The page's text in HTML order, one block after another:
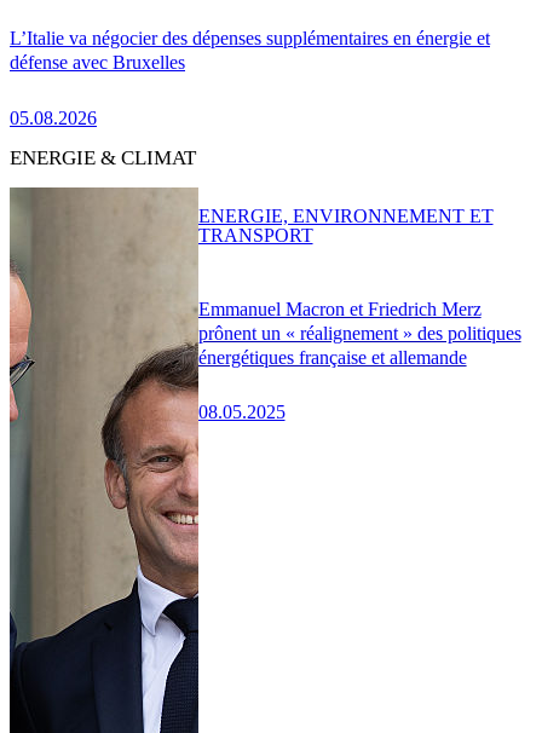
L’Italie va négocier des dépenses supplémentaires en énergie et
défense avec Bruxelles
05.08.2026
ENERGIE & CLIMAT
Emmanuel Macron et Friedrich Merz
prônent un « réalignement » des politiques
énergétiques française et allemande
08.05.2025
ENERGIE, ENVIRONNEMENT ET
TRANSPORT